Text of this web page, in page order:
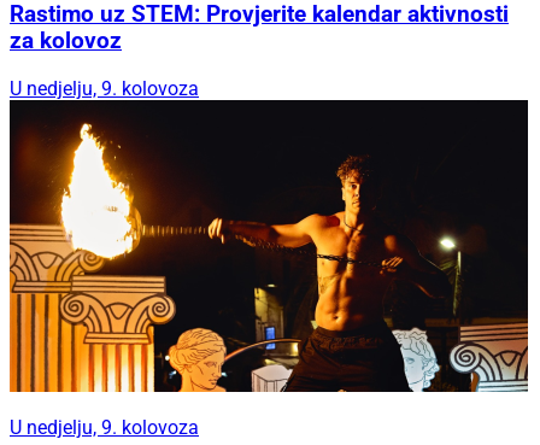
Rastimo uz STEM: Provjerite kalendar aktivnosti
za kolovoz
U nedjelju, 9. kolovoza
U nedjelju, 9. kolovoza